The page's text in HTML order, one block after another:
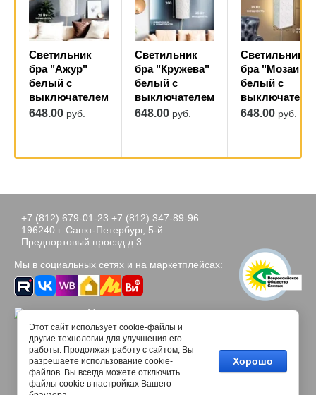
Светильник
бра "Ажур"
белый с
выключателем
648.00 руб.
Светильник
бра "Кружева"
белый с
выключателем
648.00 руб.
Светильник
бра "Мозаика"
белый с
648.00 руб.
+7 (812) 679-01-23 +7 (812) 347-89-96
196240 г. Санкт-Петербург, 5-й
Предпортовый проезд д.3
Мы в социальных сетях и на маркетплейсах:
Мегагрупп.ру
Этот сайт использует cookie-файлы и
другие технологии для улучшения его
работы. Продолжая работу с сайтом, Вы
разрешаете использование cookie-
файлов. Вы всегда можете отключить
файлы cookie в настройках Вашего
Хорошо